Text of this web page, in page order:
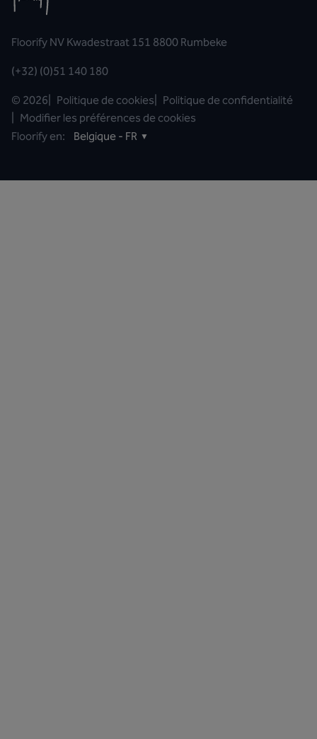
Floorify NV Kwadestraat 151 8800 Rumbeke
(+32) (0)51 140 180
© 2026 Politique de cookies
Politique de confidentialité
Modifier les préférences de cookies
Floorify en:
Belgique - FR ▼